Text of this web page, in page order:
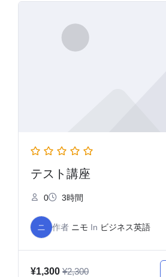
テスト講座
0 3時間
ニ 作者 ニモ In ビジネス英語
¥1,300 ¥2,300